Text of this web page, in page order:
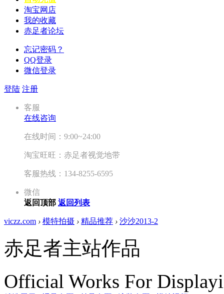
淘宝网店
我的收藏
赤足者论坛
忘记密码？
QQ登录
微信登录
登陆 注册
客服
在线咨询
在线时间：9:00~24:00
淘宝旺旺：赤足者视觉地带
客服热线：134-8255-6595
微信
返回顶部 返回列表
viczz.com › 模特拍摄 › 精品推荐 › 沙沙2013-2
赤足者主站作品
Official Works For